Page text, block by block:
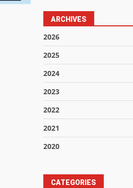
ARCHIVES
2026
2025
2024
2023
2022
2021
2020
CATEGORIES